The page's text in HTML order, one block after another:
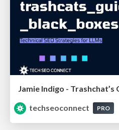
techseoconnect
PRO